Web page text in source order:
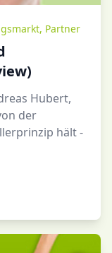
, Partner
Hubert,
der
hält -